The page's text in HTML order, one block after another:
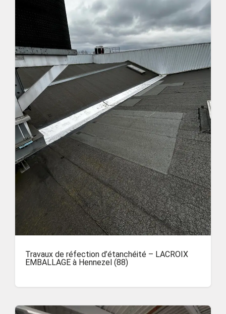
Travaux de réfection d’étanchéité – LACROIX
EMBALLAGE à Hennezel (88)